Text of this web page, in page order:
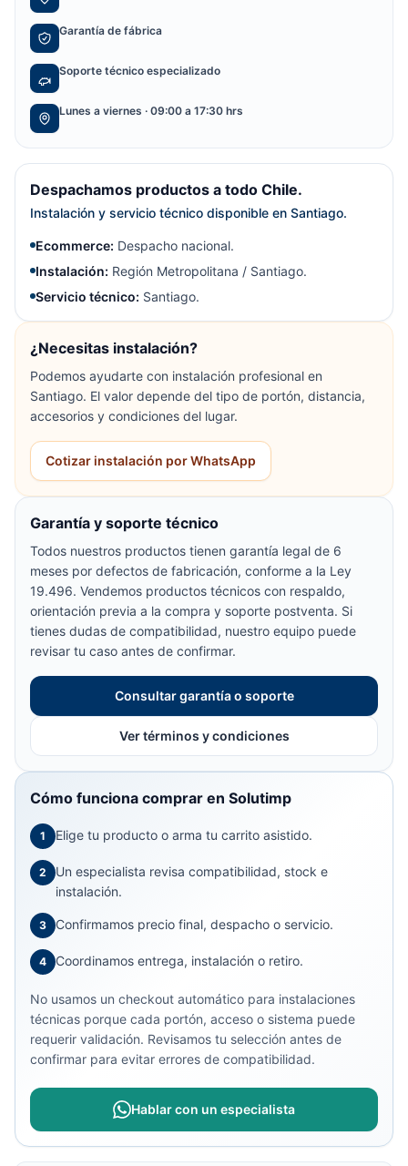
Garantía de fábrica
Soporte técnico especializado
Lunes a viernes · 09:00 a 17:30 hrs
Despachamos productos a todo Chile.
Instalación y servicio técnico disponible en Santiago.
Ecommerce: Despacho nacional.
Instalación: Región Metropolitana / Santiago.
Servicio técnico: Santiago.
¿Necesitas instalación?
Podemos ayudarte con instalación profesional en
Santiago. El valor depende del tipo de portón, distancia,
accesorios y condiciones del lugar.
Cotizar instalación por WhatsApp
Garantía y soporte técnico
Todos nuestros productos tienen garantía legal de 6
meses por defectos de fabricación, conforme a la Ley
19.496. Vendemos productos técnicos con respaldo,
orientación previa a la compra y soporte postventa. Si
tienes dudas de compatibilidad, nuestro equipo puede
revisar tu caso antes de confirmar.
Consultar garantía o soporte
Ver términos y condiciones
Cómo funciona comprar en Solutimp
1 Elige tu producto o arma tu carrito asistido.
2
Un especialista revisa compatibilidad, stock e
instalación.
3 Confirmamos precio final, despacho o servicio.
4 Coordinamos entrega, instalación o retiro.
No usamos un checkout automático para instalaciones
técnicas porque cada portón, acceso o sistema puede
requerir validación. Revisamos tu selección antes de
confirmar para evitar errores de compatibilidad.
Hablar con un especialista